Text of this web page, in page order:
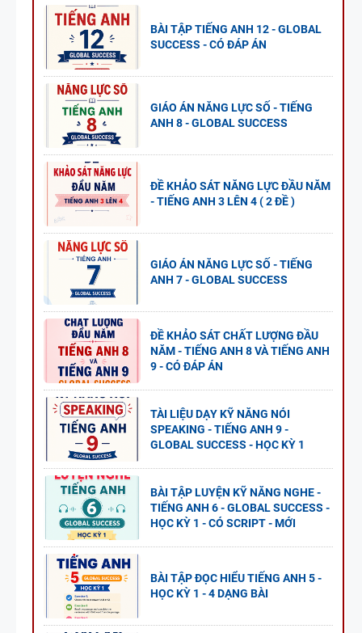
BÀI TẬP TIẾNG ANH 12 - GLOBAL
SUCCESS - CÓ ĐÁP ÁN
GIÁO ÁN NĂNG LỰC SỐ - TIẾNG
ANH 8 - GLOBAL SUCCESS
ĐỀ KHẢO SÁT NĂNG LỰC ĐẦU NĂM
- TIẾNG ANH 3 LÊN 4 ( 2 ĐỀ )
GIÁO ÁN NĂNG LỰC SỐ - TIẾNG
ANH 7 - GLOBAL SUCCESS
ĐỀ KHẢO SÁT CHẤT LƯỢNG ĐẦU
NĂM - TIẾNG ANH 8 VÀ TIẾNG ANH
9 - CÓ ĐÁP ÁN
TÀI LIỆU DẠY KỸ NĂNG NÓI
SPEAKING - TIẾNG ANH 9 -
GLOBAL SUCCESS - HỌC KỲ 1
BÀI TẬP LUYỆN KỸ NĂNG NGHE -
TIẾNG ANH 6 - GLOBAL SUCCESS -
HỌC KỲ 1 - CÓ SCRIPT - MỚI
BÀI TẬP ĐỌC HIỂU TIẾNG ANH 5 -
HỌC KỲ 1 - 4 DẠNG BÀI